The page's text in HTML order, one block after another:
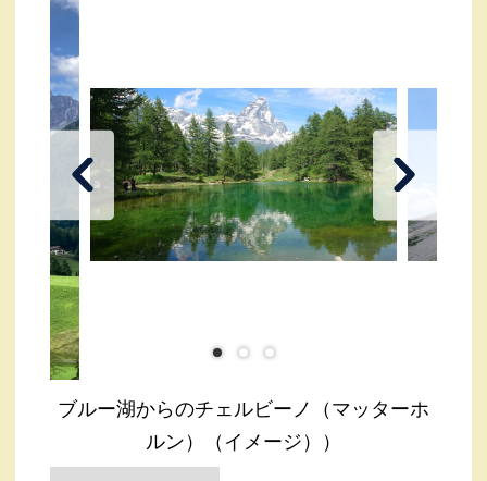
ブルー湖からのチェルビーノ（マッターホ
ルン）（イメージ））